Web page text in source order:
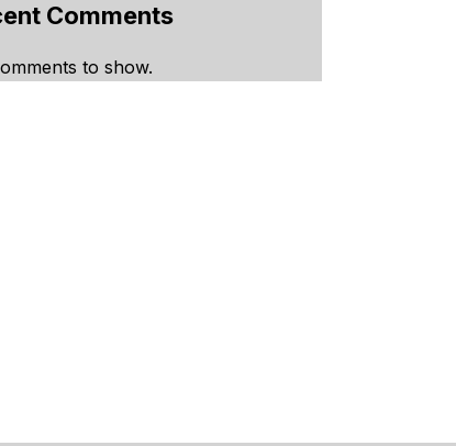
Comments
to show.